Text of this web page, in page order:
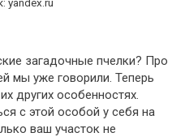
загадочные пчелки? Про
мы уже говорили. Теперь
других особенностях.
с этой особой у себя на
ваш участок не